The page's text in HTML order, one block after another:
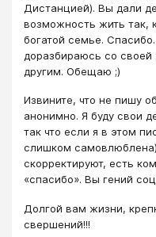
Дистанцией). Вы дали
возможность жить так,
богатой семье.
доразбираюсь со своей
другим. Обещаю ;)
Извините, что не пишу
анонимно. Я буду свои
так что если я в этом
слишком
скорректируют, есть
«спасибо». Вы гений
Долгой вам жизни,
свершений!!!